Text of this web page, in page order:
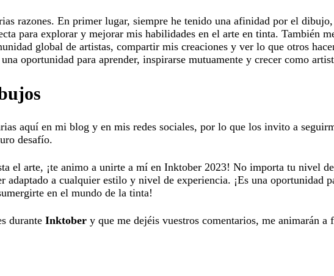
razones. En primer lugar, siempre he tenido una afinidad por el
para explorar y mejorar mis habilidades en el arte en tinta. También
global de artistas, compartir mis creaciones y ver lo que otros
oportunidad para aprender, inspirarse mutuamente y crecer como
aquí en mi blog y en mis redes sociales, por lo que los invito a
desafío.
el arte, ¡te animo a unirte a mí en Inktober 2023! No importa tu nivel de
adaptado a cualquier estilo y nivel de experiencia. ¡Es una oportunidad
en el mundo de la tinta!
durante Inktober y que me dejéis vuestros comentarios, me animarán a